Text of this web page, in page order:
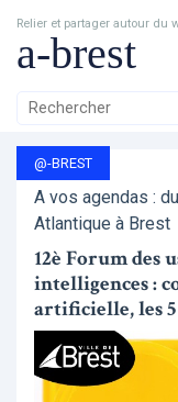
Relier et partager autour du
a-brest
@-BREST
A vos agendas :
Atlantique à Brest
12è Forum des
intelligences :
artificielle, les 5